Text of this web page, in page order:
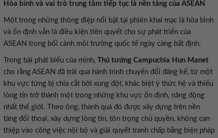
Hòa bình và vai trò trung tâm tiếp tục là nền tảng của ASEAN
Một trong những thông điệp nổi bật tại phiên khai mạc là hòa bình
và ổn định vẫn là điều kiện tiên quyết cho sự phát triển của
ASEAN trong bối cảnh môi trường quốc tế ngày càng bất định.
Trong bài phát biểu của mình, Thủ tướng Campuchia Hun Manet
cho rằng ASEAN đã trải qua hành trình chuyển đổi đáng kể, từ một
khu vực từng bị chia cắt bởi xung đột, khác biệt ý thức hệ và thiếu
lòng tin trở thành một trong những khu vực ổn định, năng động
nhất thế giới. Theo ông, thành quả đó được xây dựng trên nền
tảng đối thoại, xây dựng lòng tin, tôn trọng chủ quyền, không can
thiệp vào công việc nội bộ và giải quyết tranh chấp bằng biện pháp